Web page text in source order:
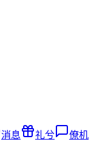
消息 礼兮 僚机